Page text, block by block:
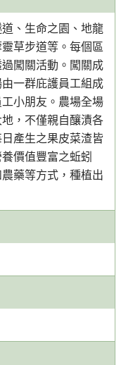
、生命之園、地龍
草步道等。每個區
闖關活動。闖關成
一群庇護員工組成
小朋友。農場全場
，不僅親自釀漬各
產生之果皮菜渣皆
價值豐富之蚯蚓
藥等方式，種植出